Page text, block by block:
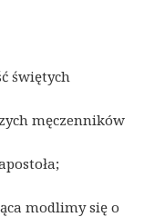
świętych
męczenników
modlimy się o